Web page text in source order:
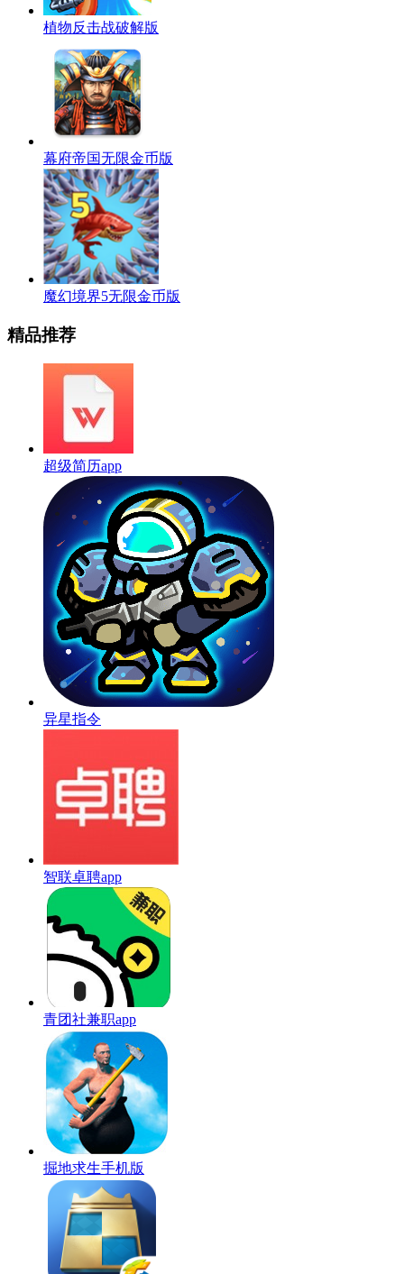
植物反击战破解版
幕府帝国无限金币版
魔幻境界5无限金币版
精品推荐
超级简历app
异星指令
智联卓聘app
青团社兼职app
掘地求生手机版